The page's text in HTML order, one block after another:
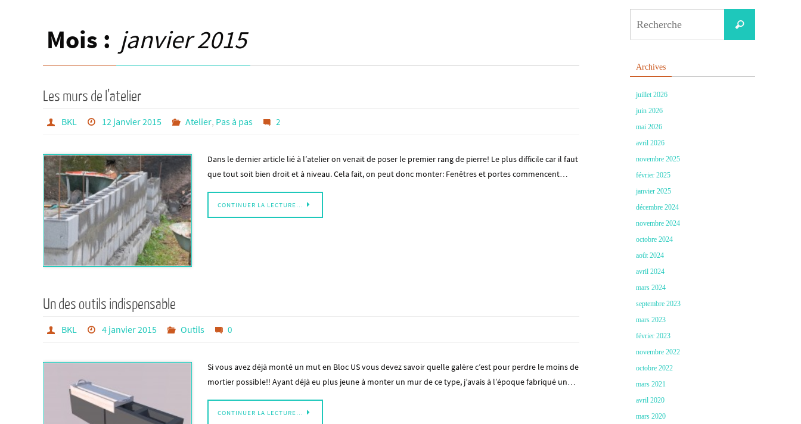
Mois : janvier 2015
Les murs de l’atelier
BKL 12 janvier 2015 Atelier, Pas à pas 2
Dans le dernier article lié à l’atelier on venait de poser le premier rang de pierre! Le plus difficile car il faut
que tout soit bien droit et à niveau. Cela fait, on peut donc monter: Fenêtres et portes commencent…
CONTINUER LA LECTURE…
Un des outils indispensable
BKL 4 janvier 2015 Outils 0
Si vous avez déjà monté un mut en Bloc US vous devez savoir quelle galère c’est pour perdre le moins de
mortier possible!! Ayant déjà eu plus jeune à monter un mur de ce type, j’avais à l’époque fabriqué un…
CONTINUER LA LECTURE…
Recherche
Archives
juillet 2026
juin 2026
mai 2026
avril 2026
novembre 2025
février 2025
janvier 2025
décembre 2024
novembre 2024
octobre 2024
août 2024
avril 2024
mars 2024
septembre 2023
mars 2023
février 2023
novembre 2022
octobre 2022
mars 2021
avril 2020
mars 2020